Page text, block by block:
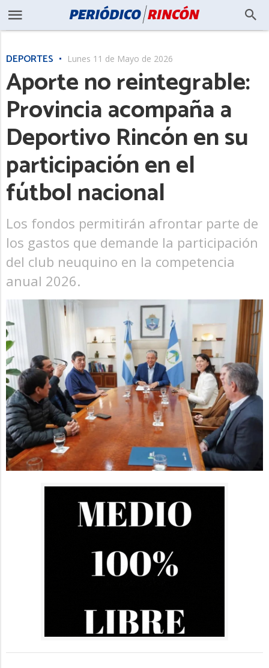
DEPORTES Lunes 11 de Mayo de 2026
Aporte no reintegrable:
Provincia acompaña a
Deportivo Rincón en su
participación en el
fútbol nacional
Los fondos permitirán afrontar parte de
los gastos que demande la participación
del club neuquino en la competencia
anual 2026.